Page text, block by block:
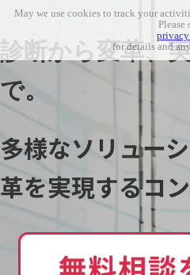
診断から変革、
で。
多様なソリュー
革を実現するコ
May we use cookies to track your
Please
for details and